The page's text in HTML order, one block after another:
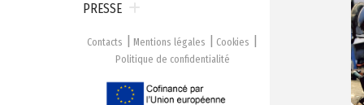
PRESSE
Contacts Mentions légales
Cookies
Politique de confidentialité